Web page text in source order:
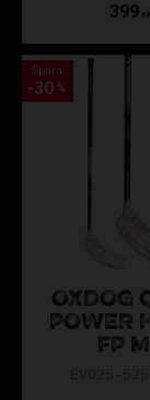
399
OXDOG
POWER
FP
Spara
30 %